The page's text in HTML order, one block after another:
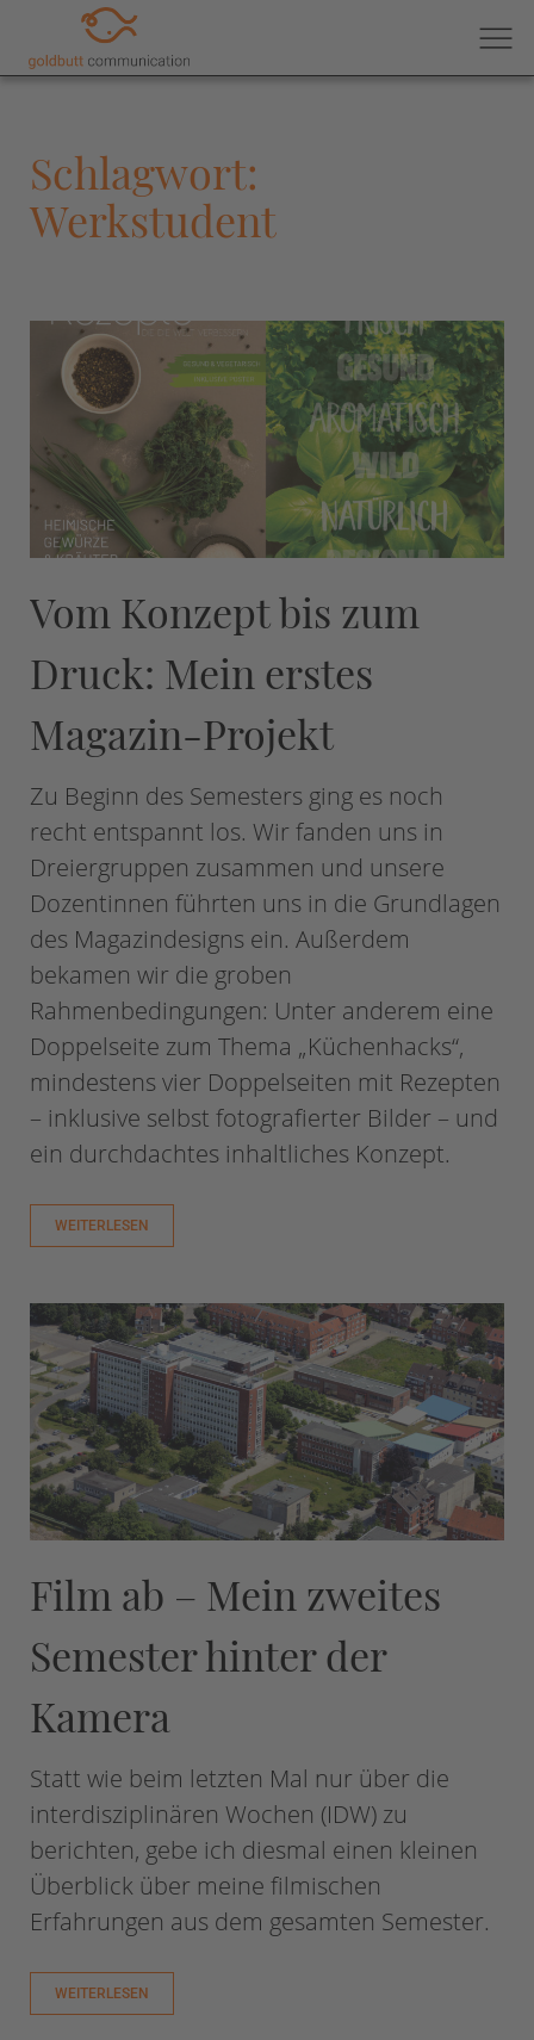
Schlagwort:
Werkstudent
Vom Konzept bis zum
Druck: Mein erstes
Magazin-Projekt
Zu Beginn des Semesters ging es noch
recht entspannt los. Wir fanden uns in
Dreiergruppen zusammen und unsere
Dozentinnen führten uns in die Grundlagen
des Magazindesigns ein. Außerdem
bekamen wir die groben
Rahmenbedingungen: Unter anderem eine
Doppelseite zum Thema „Küchenhacks“,
mindestens vier Doppelseiten mit Rezepten
– inklusive selbst fotografierter Bilder – und
ein durchdachtes inhaltliches Konzept.
WEITERLESEN
Film ab – Mein zweites
Semester hinter der
Kamera
Statt wie beim letzten Mal nur über die
interdisziplinären Wochen (IDW) zu
berichten, gebe ich diesmal einen kleinen
Überblick über meine filmischen
Erfahrungen aus dem gesamten Semester.
WEITERLESEN